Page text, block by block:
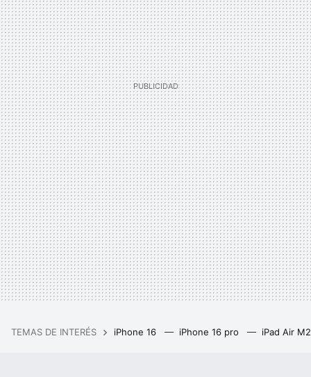
TEMAS DE INTERÉS iPhone 16 iPhone 16 pro iPad Air